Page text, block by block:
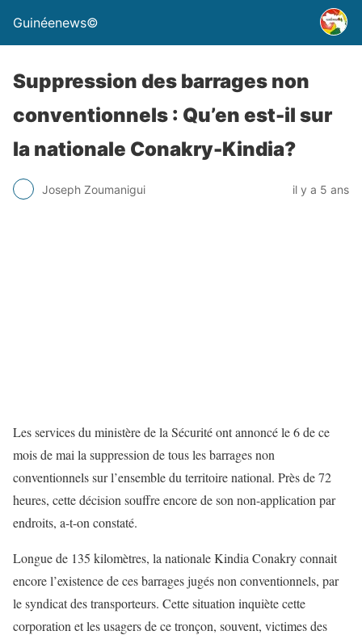
Guinéenews©
Suppression des barrages non
conventionnels : Qu’en est-il sur
la nationale Conakry-Kindia?
Joseph Zoumanigui il y a 5 ans
Les services du ministère de la Sécurité ont annoncé le 6 de ce
mois de mai la suppression de tous les barrages non
conventionnels sur l’ensemble du territoire national. Près de 72
heures, cette décision souffre encore de son non-application par
endroits, a-t-on constaté.
Longue de 135 kilomètres, la nationale Kindia Conakry connait
encore l’existence de ces barrages jugés non conventionnels, par
le syndicat des transporteurs. Cette situation inquiète cette
corporation et les usagers de ce tronçon, souvent, victimes des